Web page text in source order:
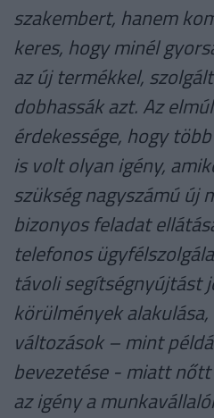
szakembert, hanem
keres, hogy minél
az új termékkel,
dobhassák azt. Az
érdekessége, hogy
is volt olyan igény,
szükség nagyszámú új
bizonyos feladat
telefonos
távoli segítségnyújtást
körülmények
változások – mint
bevezetése - miatt
az igény a